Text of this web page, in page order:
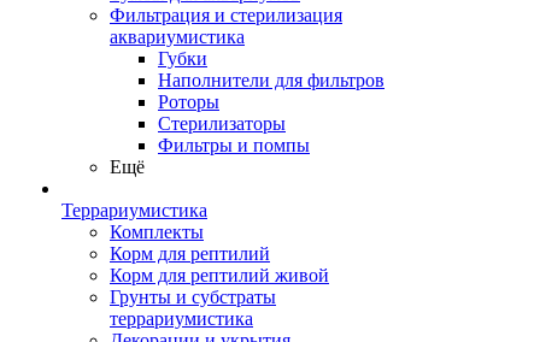
Фильтрация и стерилизация
аквариумистика
Губки
Наполнители для фильтров
Роторы
Стерилизаторы
Фильтры и помпы
Ещё
Террариумистика
Комплекты
Корм для рептилий
Корм для рептилий живой
Грунты и субстраты
террариумистика